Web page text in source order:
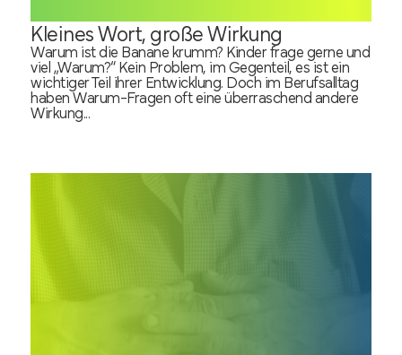
Kleines Wort, große Wirkung
Warum ist die Banane krumm? Kinder frage gerne und
viel „Warum?“ Kein Problem, im Gegenteil, es ist ein
wichtiger Teil ihrer Entwicklung. Doch im Berufsalltag
haben Warum-Fragen oft eine überraschend andere
Wirkung...